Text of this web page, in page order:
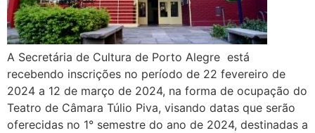
A Secretária de Cultura de Porto Alegre está
recebendo inscrições no período de 22 fevereiro de
2024 a 12 de março de 2024, na forma de ocupação do
Teatro de Câmara Túlio Piva, visando datas que serão
oferecidas no 1° semestre do ano de 2024, destinadas a